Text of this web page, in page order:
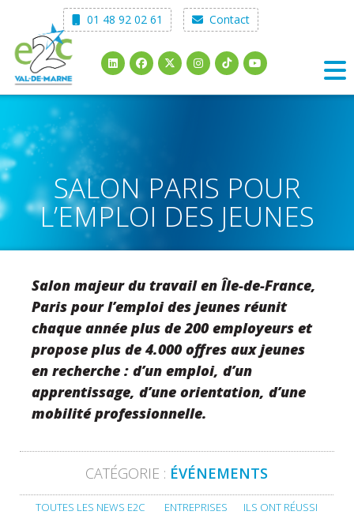
content
01 48 92 02 61 Contact
SALON PARIS POUR
L’EMPLOI DES JEUNES
Salon majeur du travail en Île-de-France,
Paris pour l’emploi des jeunes réunit
chaque année plus de 200 employeurs et
propose plus de 4.000 offres aux jeunes
en recherche : d’un emploi, d’un
apprentissage, d’une orientation, d’une
mobilité professionnelle.
CATÉGORIE : ÉVÉNEMENTS
TOUTES LES NEWS E2C ENTREPRISES
ILS ONT RÉUSSI